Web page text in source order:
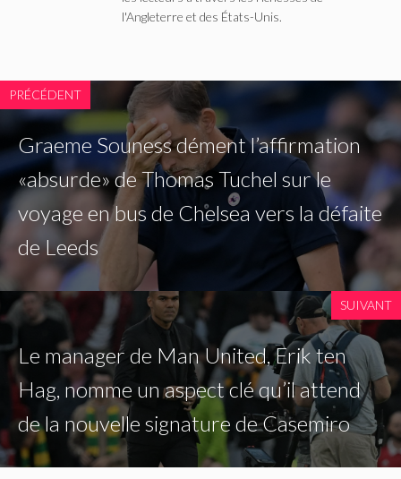
l'Angleterre et des États-Unis.
PRÉCÉDENT
Graeme Souness dément l’affirmation
«absurde» de Thomas Tuchel sur le
voyage en bus de Chelsea vers la défaite
de Leeds
SUIVANT
Le manager de Man United, Erik ten
Hag, nomme un aspect clé qu’il attend
de la nouvelle signature de Casemiro